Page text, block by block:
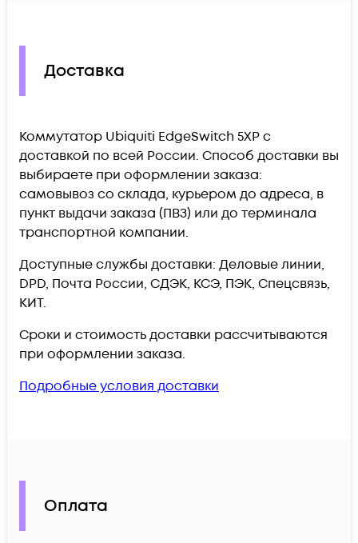
Доставка
Коммутатор Ubiquiti EdgeSwitch 5XP c
доставкой по всей России. Способ доставки вы
выбираете при оформлении заказа:
самовывоз со склада, курьером до адреса, в
пункт выдачи заказа (ПВЗ) или до терминала
транспортной компании.
Доступные службы доставки: Деловые линии,
DPD, Почта России, СДЭК, КСЭ, ПЭК, Спецсвязь,
КИТ.
Сроки и стоимость доставки рассчитываются
при оформлении заказа.
Подробные условия доставки
Оплата